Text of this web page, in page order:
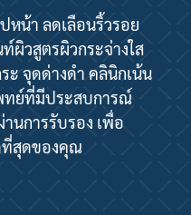
หน้า ลดเลือนริ้วรอย
ผิวสูตรผิวกระจ่างใส
ะ จุดด่างดำ คลินิกเน้น
ทย์ที่มีประสบการณ์
การรับรอง เพื่อ
สุดของคุณ